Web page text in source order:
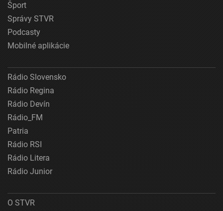
Šport
Správy STVR
Podcasty
Mobilné aplikácie
Rádio Slovensko
Rádio Regina
Rádio Devín
Rádio_FM
Patria
Rádio RSI
Rádio Litera
Rádio Junior
O STVR